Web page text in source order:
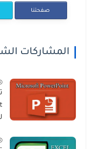
صفحتنا
المشاركات